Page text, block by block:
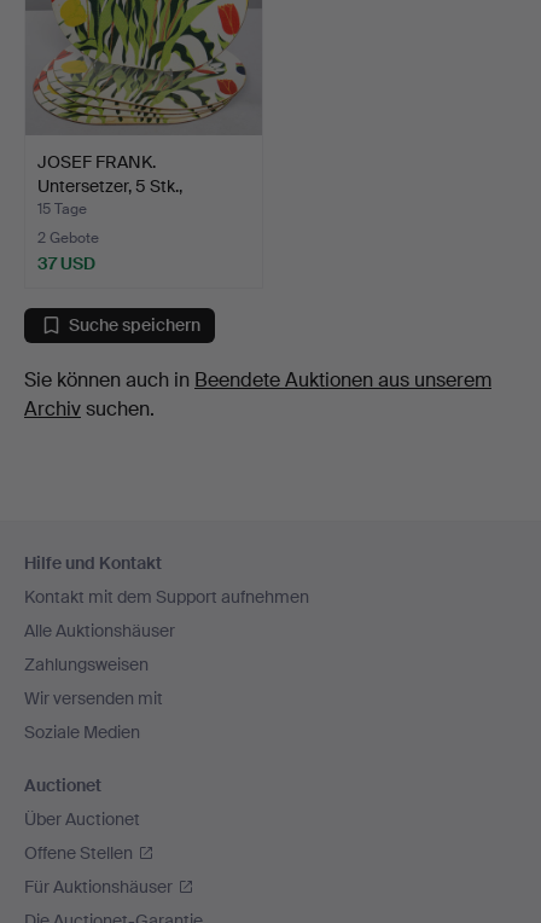
JOSEF FRANK.
Untersetzer, 5 Stk.,
"Tulpan"…
15 Tage
2 Gebote
37 USD
Suche speichern
Sie können auch in Beendete Auktionen aus unserem
Archivsuchen.
Navigation
Hilfe und Kontakt
Kontakt mit dem Support aufnehmen
Alle Auktionshäuser
Zahlungsweisen
Wir versenden mit
Soziale Medien
Auctionet
Über Auctionet
Offene Stellen
Für Auktionshäuser